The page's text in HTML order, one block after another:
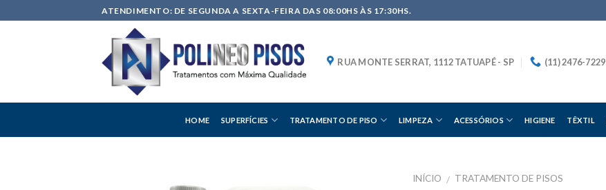
to
ATENDIMENTO: DE SEGUNDA A SEXTA-FEIRA DAS 08:00HS ÀS 17:30HS.
RUA MONTE SERRAT, 1112 TATUAPÉ - SP (11) 2476-7229
HOME SUPERFÍCIES TRATAMENTO DE PISO LIMPEZA ACESSÓRIOS HIGIENE TÊXTIL
INÍCIO / TRATAMENTO DE PISOS